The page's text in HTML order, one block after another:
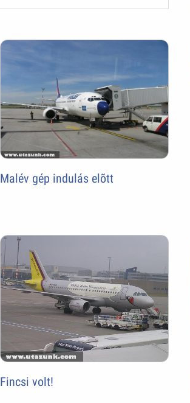
Malév gép indulás elõtt
Fincsi volt!